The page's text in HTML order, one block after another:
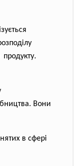
продукту.
Вони
в сфері